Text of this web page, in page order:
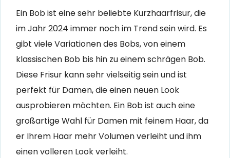
Ein Bob ist eine sehr beliebte Kurzhaarfrisur, die
im Jahr 2024 immer noch im Trend sein wird. Es
gibt viele Variationen des Bobs, von einem
klassischen Bob bis hin zu einem schrägen Bob.
Diese Frisur kann sehr vielseitig sein und ist
perfekt für Damen, die einen neuen Look
ausprobieren möchten. Ein Bob ist auch eine
großartige Wahl für Damen mit feinem Haar, da
er Ihrem Haar mehr Volumen verleiht und ihm
einen volleren Look verleiht.